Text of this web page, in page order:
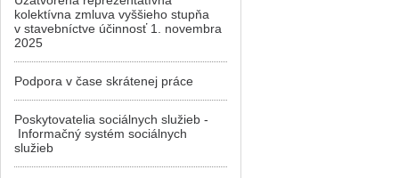
kolektívna zmluva vyššieho stupňa
v stavebníctve účinnosť 1. novembra
2025
Podpora v čase skrátenej práce
Poskytovatelia sociálnych služieb -
Informačný systém sociálnych
služieb